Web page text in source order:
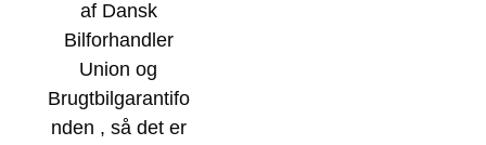
af Dansk
Bilforhandler
Union og
Brugtbilgarantifo
nden , så det er